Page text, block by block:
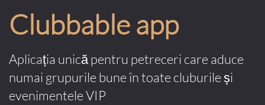
Clubbable app
Aplicația unică pentru petreceri care aduce
numai grupurile bune în toate cluburile și
evenimentele VIP